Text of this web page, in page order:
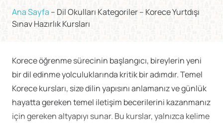
Ana Sayfa – Dil Okulları Kategoriler– Korece Yurtdışı
Sınav Hazırlık Kursları
Korece öğrenme sürecinin başlangıcı, bireylerin yeni
bir dil edinme yolculuklarında kritik bir adımdır. Temel
Korece kursları, size dilin yapısını anlamanız ve günlük
hayatta gereken temel iletişim becerilerini kazanmanız
için gereken altyapıyı sunar. Bu kurslar, yalnızca kelime